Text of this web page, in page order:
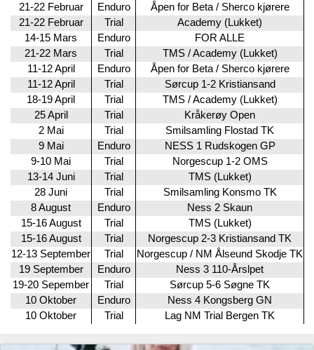
21-22 Februar
Enduro
Åpen for Beta / Sherco kjørere
21-22 Februar
Trial
Academy (Lukket)
14-15 Mars
Enduro
FOR ALLE
21-22 Mars
Trial
TMS / Academy (Lukket)
11-12 April
Enduro
Åpen for Beta / Sherco kjørere
11-12 April
Trial
Sørcup 1-2 Kristiansand
18-19 April
Trial
TMS / Academy (Lukket)
25 April
Trial
Kråkerøy Open
2 Mai
Trial
Smilsamling Flostad TK
9 Mai
Enduro
NESS 1 Rudskogen GP
9-10 Mai
Trial
Norgescup 1-2 OMS
13-14 Juni
Trial
TMS (Lukket)
28 Juni
Trial
Smilsamling Konsmo TK
8 August
Enduro
Ness 2 Skaun
15-16 August
Trial
TMS (Lukket)
15-16 August
Trial
Norgescup 2-3 Kristiansand TK
12-13 September
Trial
Norgescup / NM Ålseund Skodje TK
19 September
Enduro
Ness 3 110-Årslpet
19-20 Sepember
Trial
Sørcup 5-6 Søgne TK
10 Oktober
Enduro
Ness 4 Kongsberg GN
10 Oktober
Trial Lag NM Trial Bergen TK